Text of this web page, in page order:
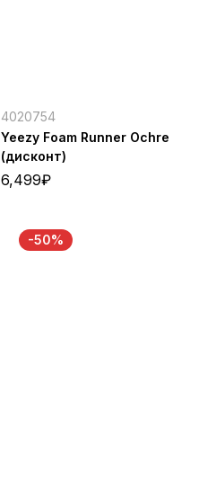
4020754
Yeezy Foam Runner Ochre
(дисконт)
6,499₽
-50%